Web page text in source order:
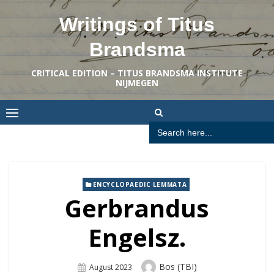
Writings of Titus
Brandsma
CRITICAL EDITION – TITUS BRANDSMA INSTITUTE
NIJMEGEN
Search
for:
ENCYCLOPAEDIC LEMMATA
Gerbrandus
Engelsz.
Posted
August 2023 Author
Bos (TBI)